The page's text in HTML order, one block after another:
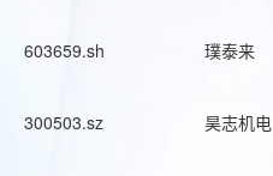
603659.sh 璞泰来
300503.sz 昊志机电